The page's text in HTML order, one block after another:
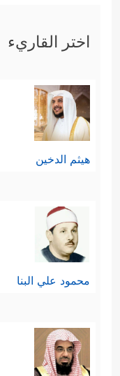
اختر القاريء
هيثم الدخين
محمود علي البنا